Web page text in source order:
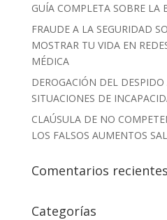
GUÍA COMPLETA SOBRE LA
FRAUDE A LA SEGURIDAD
MOSTRAR TU VIDA EN
MÉDICA
DEROGACIÓN DEL
SITUACIONES DE
CLAÚSULA DE NO
LOS FALSOS AUMENTOS
Comentarios recientes
Categorías